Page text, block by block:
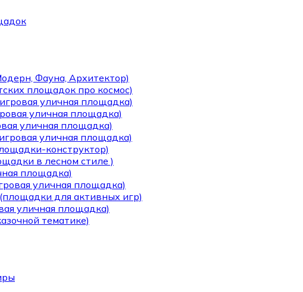
Фауна, Архитектор)
площадок про космос)
уличная площадка)
уличная площадка)
уличная площадка)
уличная площадка)
конструктор)
в лесном стиле )
площадка)
уличная площадка)
для активных игр)
уличная площадка)
тематике)